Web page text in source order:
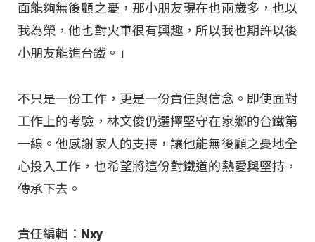
面能夠無後顧之憂，那小朋友現在也兩歲多，也以
我為榮，他也對火車很有興趣，所以我也期許以後
小朋友能進台鐵。」
不只是一份工作，更是一份責任與信念。即使面對
工作上的考驗，林文俊仍選擇堅守在家鄉的台鐵第
一線。他感謝家人的支持，讓他能無後顧之憂地全
心投入工作，也希望將這份對鐵道的熱愛與堅持，
傳承下去。
責任編輯：Nxy